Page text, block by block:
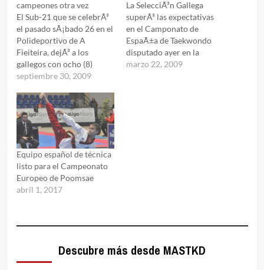
campeones otra vez
El Sub-21 que se celebrÃ³
el pasado sÃ¡bado 26 en el
Polideportivo de A
Fieiteira, dejÃ³ a los
gallegos con ocho (8)
medallas de oro, dos (2) de
cifras que no hacen mÃ¡s
que seguir confirmando
algo de lo que
masTaekwondo.com, viene
siendo testigo…
septiembre 30, 2009
La SelecciÃ³n Gallega
superÃ³ las expectativas
en el Camponato de
EspaÃ±a de Taekwondo
disputado ayer en la
cancha central de Os
marzo 22, 2009
Equipo español de técnica
listo para el Campeonato
Europeo de Poomsae
abril 1, 2017
Descubre más desde MASTKD